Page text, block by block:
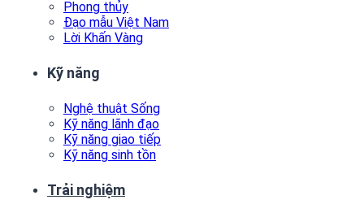
Phong thủy
Đạo mẫu Việt Nam
Lời Khấn Vàng
Kỹ năng
Nghệ thuật Sống
Kỹ năng lãnh đạo
Kỹ năng giao tiếp
Kỹ năng sinh tồn
Trải nghiệm